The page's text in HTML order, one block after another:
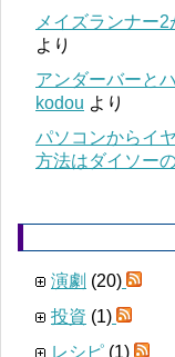
メイズランナー
より
アンダーバーと
kodou より
パソコンからイ
方法はダイソー
演劇 (20)
投資 (1)
レシピ (1)